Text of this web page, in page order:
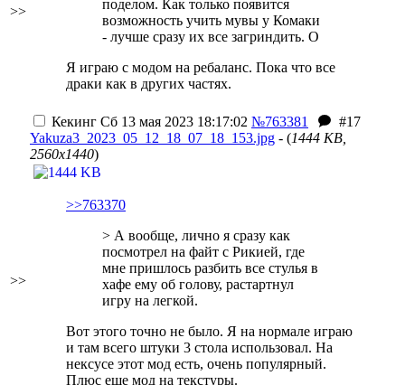
>>
поделом. Как только появится
возможность учить мувы у Комаки
- лучше сразу их все загриндить. О
Я играю с модом на ребаланс. Пока что все
драки как в других частях.
>>
Кекинг Сб 13 мая 2023 18:17:02 №763381
#17
Yakuza3_2023_05_12_18_07_18_153.jpg - (1444 KB,
2560x1440)
>>763370
> А вообще, лично я сразу как
посмотрел на файт с Рикией, где
мне пришлось разбить все стулья в
хафе ему об голову, растартнул
игру на легкой.
Вот этого точно не было. Я на нормале играю
и там всего штуки 3 стола использовал. На
нексусе этот мод есть, очень популярный.
Плюс еще мод на текстуры.